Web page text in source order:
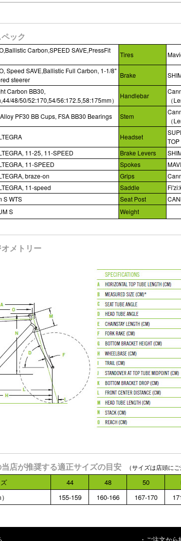
ック
Carbon,SPEED SAVE,PressFit
Tires
, Speed SAVE,Ballistic Full Carbon, 1-1/8"
steerer
Brake
Carbon BB30,
48/50/52:170,54/56:172.5,58:175mm）
Handlebar
（
PF30 BB Cups, FSA BB30 Bearings Stem
（
Headset
11-25, 11-SPEED Brake Levers
11-SPEED Spokes
braze-on Grips
11-speed Saddle
S WTS Seat Post
S Weight
メトリー
店が推奨する適正サイズの目安 （サイズは店頭に
44 48 50
155-159 160-166 167-170